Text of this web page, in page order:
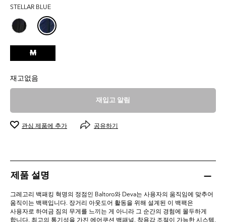
0.0
개
입
다.
STELLAR BLUE
M
재고없음
재입고 알림
관심 제품에 추가 공유하기
제품 설명
그레고리 백패킹 혁명의 정점인 Baltoro와 Deva는 사용자의 움직임에 맞추어
움직이는 백팩입니다. 장거리 아웃도어 활동을 위해 설계된 이 백팩은
사용자로 하여금 짐의 무게를 느끼는 게 아니라 그 순간의 경험에 몰두하게
합니다. 최고의 통기성을 가진 에어쿠션 백패널, 착용감 조절이 가능한 시스템,